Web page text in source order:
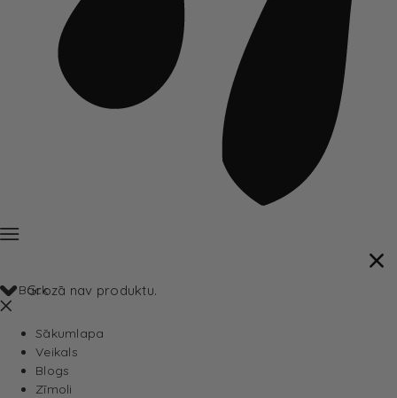
Grozā nav produktu.
Back
Sākumlapa
Veikals
Blogs
Zīmoli